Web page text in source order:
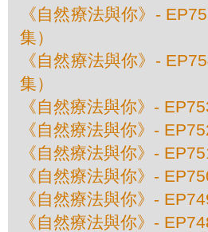
《自然療法與你》-
集）
《自然療法與你》-
集）
《自然療法與你》-
《自然療法與你》-
《自然療法與你》-
《自然療法與你》-
《自然療法與你》-
《自然療法與你》-